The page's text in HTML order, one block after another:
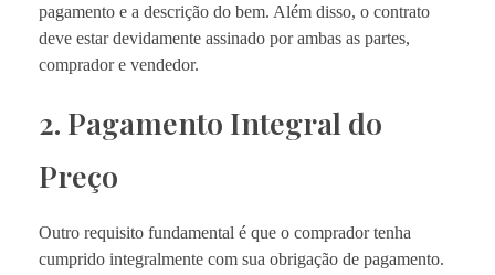
pagamento e a descrição do bem. Além disso, o contrato
deve estar devidamente assinado por ambas as partes,
comprador e vendedor.
2. Pagamento Integral do
Preço
Outro requisito fundamental é que o comprador tenha
cumprido integralmente com sua obrigação de pagamento.